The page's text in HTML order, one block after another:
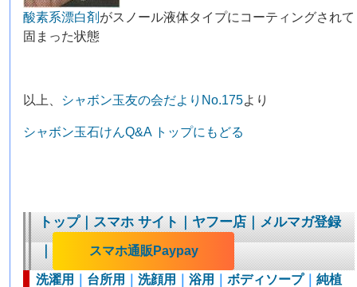
酸素系漂白剤 がスノール液体タイプにコーティングされて
固まった状態
以上、 シャボン玉友の会だよりNo.175より
シャボン玉石けんQ&A トップにもどる
トップ｜スマホ サイト｜ヤフー店｜メルマガ登録
｜
スマホ通販Paypay
洗濯用 台所用 ｜洗顔用 ｜浴用 ｜ボディソープ｜純植